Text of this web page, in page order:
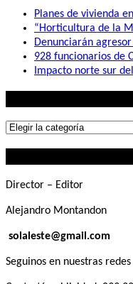
Planes de vivienda
“Horticultura de la
Denunciarán
928 funcionarios de
Impacto norte sur
Lo
Director – Editor
Alejandro Montandon
solaleste@gmail.com
Seguinos en nuestras